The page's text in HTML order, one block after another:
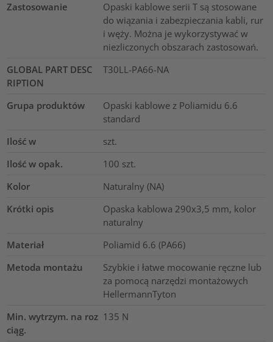
Zastosowanie
Opaski kablowe serii T są stosowane
do wiązania i zabezpieczania kabli, rur
i węży. Można je wykorzystywać w
niezliczonych obszarach zastosowań.
GLOBAL PART DESC
RIPTION
T30LL-PA66-NA
Grupa produktów
Opaski kablowe z Poliamidu 6.6
standard
Ilość w
szt.
Ilość w opak.
100 szt.
Kolor
Naturalny (NA)
Krótki opis
Opaska kablowa 290x3,5 mm, kolor
naturalny
Materiał
Poliamid 6.6 (PA66)
Metoda montażu
Szybkie i łatwe mocowanie ręczne lub
za pomocą narzędzi montażowych
HellermannTyton
Min. wytrzym. na roz
ciąg.
135 N